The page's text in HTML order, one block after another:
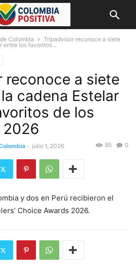
Colombia
Tripadvisor reconoce a siete
entre los favoritos...
reconoce a siete
cadena Estelar
de los
2026
- julio 1, 2026 0
85
y dos en Perú recibieron el
Choice Awards 2026.